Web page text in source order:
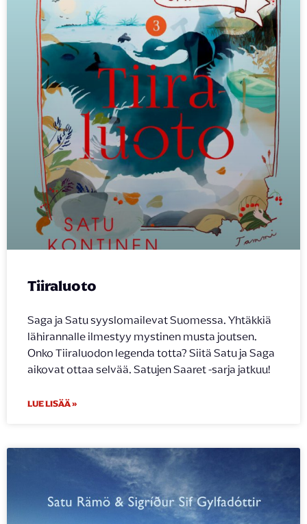
Tiiraluoto
Saga ja Satu syyslomailevat Suomessa. Yhtäkkiä
lähirannalle ilmestyy mystinen musta joutsen.
Onko Tiiraluodon legenda totta? Siitä Satu ja Saga
aikovat ottaa selvää. Satujen Saaret -sarja jatkuu!
LUE LISÄÄ »